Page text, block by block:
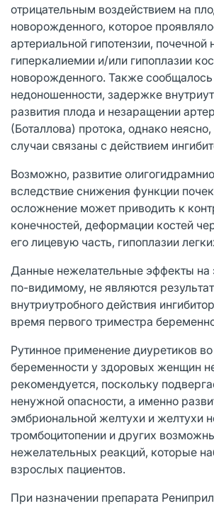
отрицательным воздействием на
новорожденного, которое
артериальной гипотензии, почечной
гиперкалиемии и/или гипоплазии
новорожденного. Также
недоношенности, задержке
развития плода и незаращении
(Боталлова) протока, однако
случаи связаны с действием
Возможно, развитие
вследствие снижения функции
осложнение может приводить к
конечностей, деформации костей
его лицевую часть, гипоплазии
Данные нежелательные эффекты на
по-видимому, не являются
внутриутробного действия
время первого триместра
Рутинное применение диуретиков
беременности у здоровых женщин
рекомендуется, поскольку
ненужной опасности, а именно
эмбриональной желтухи и желтухи
тромбоцитопении и других
нежелательных реакций, которые
взрослых пациентов.
При назначении препарата Рениприл